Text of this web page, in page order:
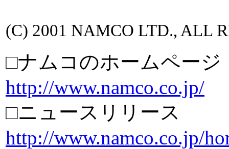
(C) 2001 NAMCO LTD., ALL
□ナムコのホームページ
http://www.namco.co.jp/
□ニュースリリース
http://www.namco.co.jp/